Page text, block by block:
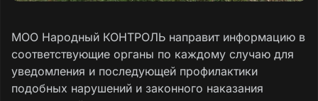
МОО Народный КОНТРОЛЬ направит информацию в
соответствующие органы по каждому случаю для
уведомления и последующей профилактики
подобных нарушений и законного наказания